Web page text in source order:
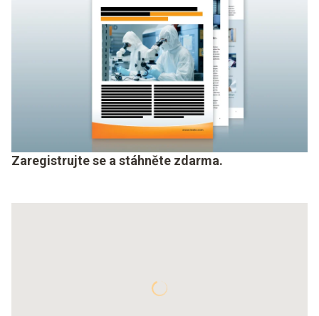
Zaregistrujte se a stáhněte zdarma.